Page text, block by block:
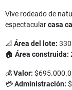
Vive rodeado de
espectacularcasa
📐 Área del lote: 330
🏠 Área construida:
💰Valor:
💳Administración: